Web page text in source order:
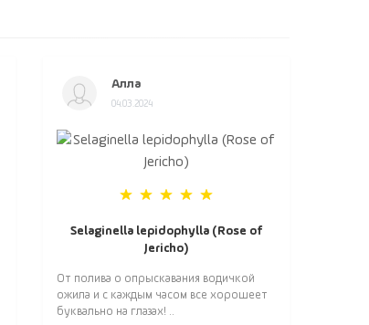
Алла
04.03.2024
Selaginella lepidophylla (Rose of
Jericho)
От полива о опрыскавания водичкой
ожила и с каждым часом все хорошеет
буквально на глазах! ..